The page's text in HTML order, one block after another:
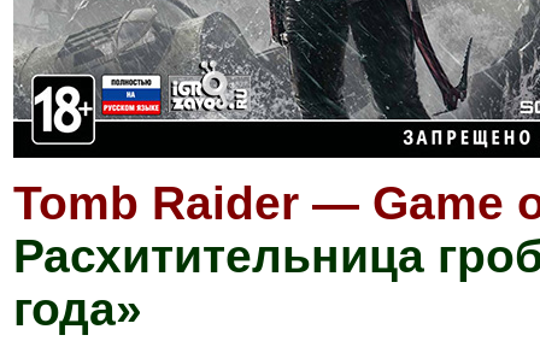
Tomb Raider — Game
Расхитительница
года»